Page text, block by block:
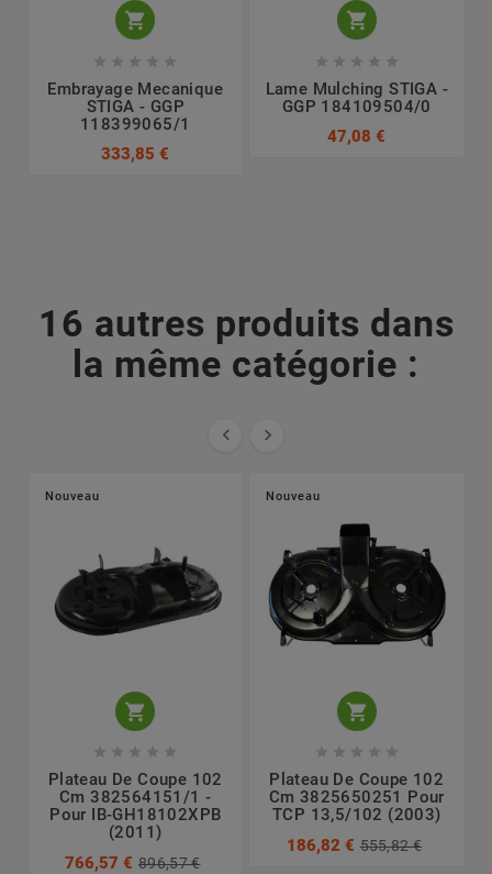

    
Embrayage Mecanique
STIGA - GGP
118399065/1
333,85 €

    
Lame Mulching STIGA -
GGP 184109504/0
47,08 €
16 autres produits dans
la même catégorie :
 
Nouveau

    
Plateau De Coupe 102
Cm 382564151/1 -
Pour IB-GH18102XPB
(2011)
766,57 € 896,57 €
Nouveau

    
Plateau De Coupe 102
Cm 3825650251 Pour
TCP 13,5/102 (2003)
186,82 € 555,82 €